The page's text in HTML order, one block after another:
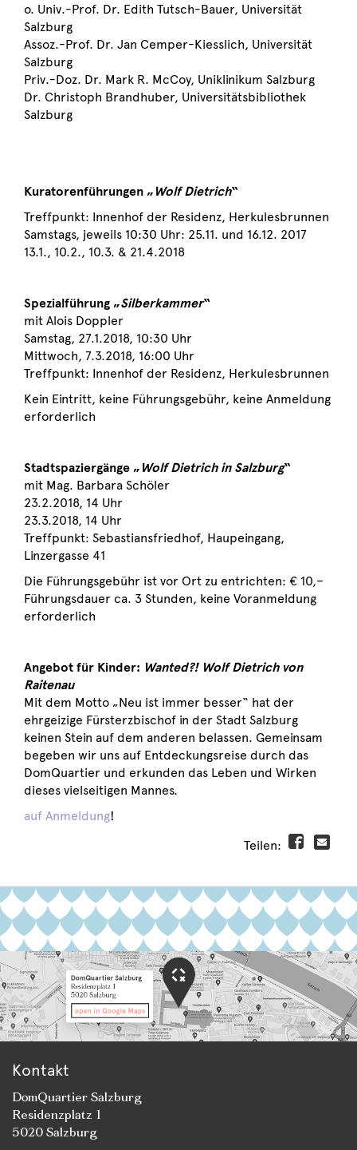
o. Univ.-Prof. Dr. Edith Tutsch-Bauer, Universität
Salzburg
Assoz.-Prof. Dr. Jan Cemper-Kiesslich, Universität
Salzburg
Priv.-Doz. Dr. Mark R. McCoy, Uniklinikum Salzburg
Dr. Christoph Brandhuber, Universitätsbibliothek
Salzburg
Kuratorenführungen „ Wolf Dietrich“
Treffpunkt: Innenhof der Residenz, Herkulesbrunnen
Samstags, jeweils 10:30 Uhr: 25.11. und 16.12. 2017
13.1., 10.2., 10.3. & 21.4.2018
Spezialführung „Silberkammer“
mit Alois Doppler
Samstag, 27.1.2018, 10:30 Uhr
Mittwoch, 7.3.2018, 16:00 Uhr
Treffpunkt: Innenhof der Residenz, Herkulesbrunnen
Kein Eintritt, keine Führungsgebühr, keine Anmeldung
erforderlich
Stadtspaziergänge „ Wolf Dietrich in Salzburg“
mit Mag. Barbara Schöler
23.2.2018, 14 Uhr
23.3.2018, 14 Uhr
Treffpunkt: Sebastiansfriedhof, Haupeingang,
Linzergasse 41
Die Führungsgebühr ist vor Ort zu entrichten: € 10,–
Führungsdauer ca. 3 Stunden, keine Voranmeldung
erforderlich
Angebot für Kinder: Wanted?! Wolf Dietrich von
Raitenau
Mit dem Motto „Neu ist immer besser“ hat der
ehrgeizige Fürsterzbischof in der Stadt Salzburg
keinen Stein auf dem anderen belassen. Gemeinsam
begeben wir uns auf Entdeckungsreise durch das
DomQuartier und erkunden das Leben und Wirken
dieses vielseitigen Mannes.
auf Anmeldung!
Teilen:
Kontakt
DomQuartier Salzburg
Residenzplatz 1
5020 Salzburg